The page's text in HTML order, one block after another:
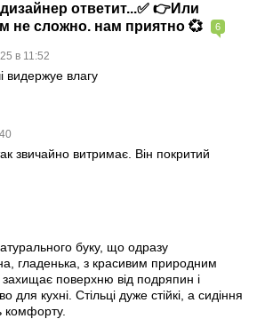
ответит...✅ 👉Или
не сложно. нам приятно 💞
6
в 11:52
видержуе влагу
звичайно витримає. Він покритий
буку, що одразу
гладенька, з красивим природним
поверхню від подряпин і
кухні. Стільці дуже стійкі, а сидіння
комфорту.